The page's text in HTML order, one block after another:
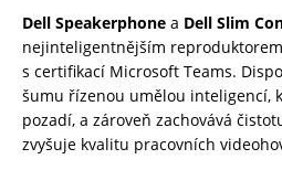
Dell Speakerphone a Dell Slim
nejinteligentnějším
s certifikací Microsoft Teams.
šumu řízenou umělou inteligencí,
pozadí, a zároveň zachovává
zvyšuje kvalitu pracovních